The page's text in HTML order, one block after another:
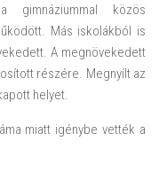
gimnáziummal közös
Más iskolákból is
A megnövekedett
részére. Megnyílt az
helyet.
miatt igénybe vették a